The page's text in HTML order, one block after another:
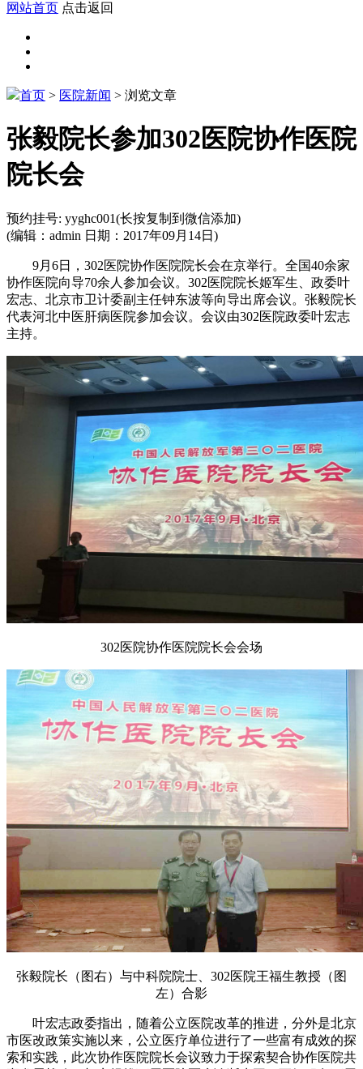
网站首页 点击返回
首页 > 医院新闻 > 浏览文章
张毅院长参加302医院协作医院
院长会
预约挂号: yyghc001(长按复制到微信添加)
(编辑：admin 日期：2017年09月14日)
9月6日，302医院协作医院院长会在京举行。全国40余家
协作医院向导70余人参加会议。302医院院长姬军生、政委叶
宏志、北京市卫计委副主任钟东波等向导出席会议。张毅院长
代表河北中医肝病医院参加会议。会议由302医院政委叶宏志
主持。
302医院协作医院院长会会场
张毅院长（图右）与中科院院士、302医院王福生教授（图
左）合影
叶宏志政委指出，随着公立医院改革的推进，分外是北京
市医改政策实施以来，公立医疗单位进行了一些富有成效的探
索和实践，此次协作医院院长会议致力于探索契合协作医院共